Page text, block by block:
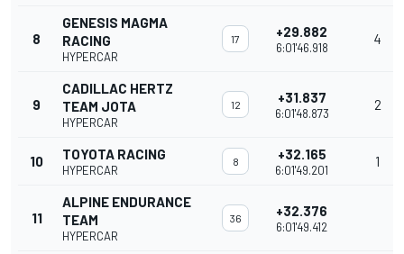
8
GENESIS MAGMA
RACING
HYPERCAR
17 +29.882
6:01'46.918
4
9
CADILLAC HERTZ
TEAM JOTA
HYPERCAR
12 +31.837
6:01'48.873
2
10 TOYOTA RACING
HYPERCAR
8 +32.165
6:01'49.201
1
11
ALPINE ENDURANCE
TEAM
HYPERCAR
36 +32.376
6:01'49.412